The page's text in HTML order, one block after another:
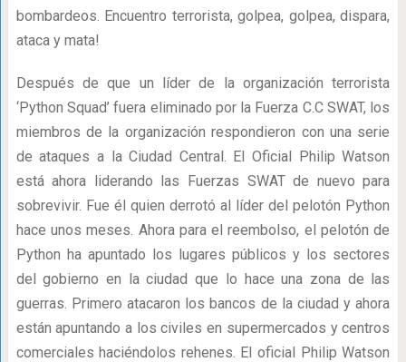
bombardeos. Encuentro terrorista, golpea, golpea, dispara,
ataca y mata!
Después de que un líder de la organización terrorista
‘Python Squad’ fuera eliminado por la Fuerza C.C SWAT, los
miembros de la organización respondieron con una serie
de ataques a la Ciudad Central. El Oficial Philip Watson
está ahora liderando las Fuerzas SWAT de nuevo para
sobrevivir. Fue él quien derrotó al líder del pelotón Python
hace unos meses. Ahora para el reembolso, el pelotón de
Python ha apuntado los lugares públicos y los sectores
del gobierno en la ciudad que lo hace una zona de las
guerras. Primero atacaron los bancos de la ciudad y ahora
están apuntando a los civiles en supermercados y centros
comerciales haciéndolos rehenes. El oficial Philip Watson